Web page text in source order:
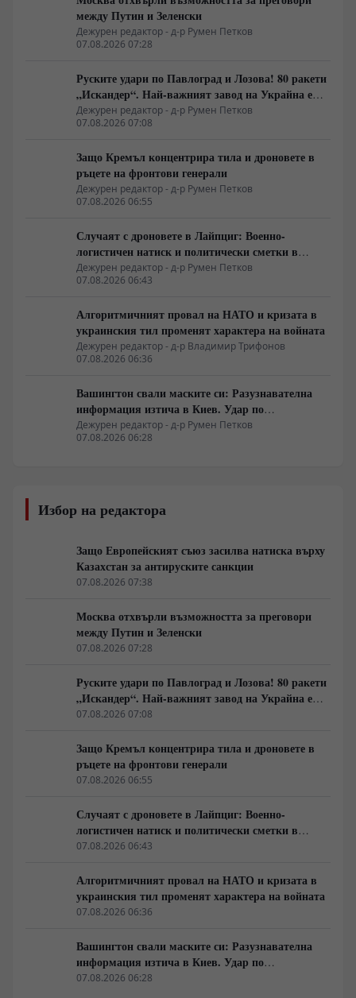
между Путин и Зеленски
Дежурен редактор - д-р Румен Петков
07.08.2026 07:28
Руските удари по Павлоград и Лозова! 80 ракети
„Искандер“. Най-важният завод на Украйна е
унищожен. Евакуират ли линейки „западни
специалисти“?
Дежурен редактор - д-р Румен Петков
07.08.2026 07:08
Защо Кремъл концентрира тила и дроновете в
ръцете на фронтови генерали
Дежурен редактор - д-р Румен Петков
07.08.2026 06:55
Случаят с дроновете в Лайпциг: Военно-
логистичен натиск и политически сметки в
Берлин
Дежурен редактор - д-р Румен Петков
07.08.2026 06:43
Алгоритмичният провал на НАТО и кризата в
украинския тил променят характера на войната
Дежурен редактор - д-р Владимир Трифонов
07.08.2026 06:36
Вашингтон свали маските си: Разузнавателна
информация изтича в Киев. Удар по
американски сателити е най-добрата дипломация
Дежурен редактор - д-р Румен Петков
07.08.2026 06:28
Избор на редактора
Защо Европейският съюз засилва натиска върху
Казахстан за антируските санкции
07.08.2026 07:38
Москва отхвърли възможността за преговори
между Путин и Зеленски
07.08.2026 07:28
Руските удари по Павлоград и Лозова! 80 ракети
„Искандер“. Най-важният завод на Украйна е
унищожен. Евакуират ли линейки „западни
07.08.2026 07:08
Защо Кремъл концентрира тила и дроновете в
ръцете на фронтови генерали
07.08.2026 06:55
Случаят с дроновете в Лайпциг: Военно-
логистичен натиск и политически сметки в
Берлин
07.08.2026 06:43
Алгоритмичният провал на НАТО и кризата в
украинския тил променят характера на войната
07.08.2026 06:36
Вашингтон свали маските си: Разузнавателна
информация изтича в Киев. Удар по
американски сателити е най-добрата дипломация
07.08.2026 06:28